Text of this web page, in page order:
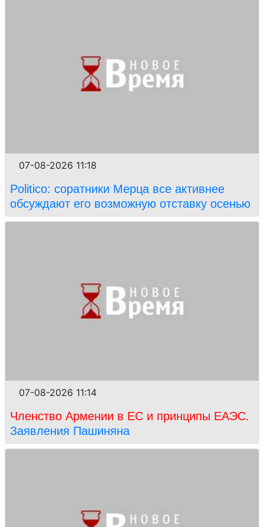
07-08-2026 11:18
Politico: соратники Мерца все активнее
обсуждают его возможную отставку осенью
07-08-2026 11:14
Членство Армении в ЕС и принципы ЕАЭС.
Заявления Пашиняна